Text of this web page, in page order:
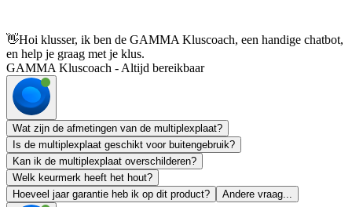
👋Hoi klusser, ik ben de GAMMA Kluscoach, een handige chatbot,
en help je graag met je klus.
GAMMA Kluscoach - Altijd bereikbaar
Wat zijn de afmetingen van de multiplexplaat?
Is de multiplexplaat geschikt voor buitengebruik?
Kan ik de multiplexplaat overschilderen?
Welk keurmerk heeft het hout?
Hoeveel jaar garantie heb ik op dit product?
Andere vraag...